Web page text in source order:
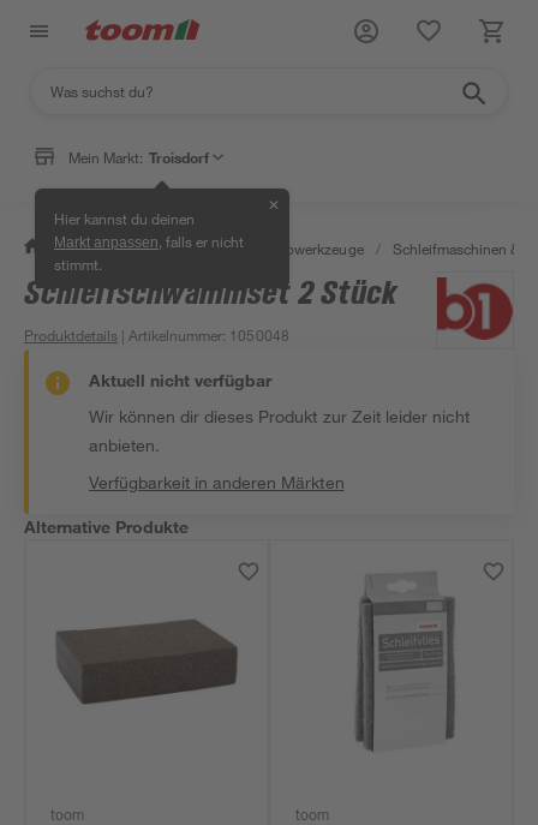
Mein Markt: Troisdorf
Hier kannst du deinen
Markt anpassen , falls er nicht
stimmt.
✕
/ Werkstatt & Maschinen / Elektrowerkzeuge / Schleifmaschinen &
Schleifschwammset 2 Stück
Produktdetails | Artikelnummer: 1050048
Aktuell nicht verfügbar
Wir können dir dieses Produkt zur Zeit leider nicht
anbieten.
Verfügbarkeit in anderen Märkten
Alternative Produkte
toom toom